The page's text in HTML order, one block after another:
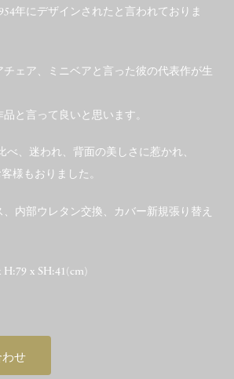
年にデザインされたと言われておりま
チェア、ミニベアと言った彼の代表作が生
と言って良いと思います。
べ、迷われ、背面の美しさに惹かれ、
様もおりました。
内部ウレタン交換、カバー新規張り替え
H:79 x SH:41(cm)
わせ